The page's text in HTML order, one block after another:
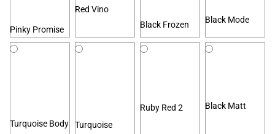
Pinky Promise
Red Vino
Black Frozen
Black Mode
Turquoise Body
Turquoise
Ruby Red 2 Black Matt